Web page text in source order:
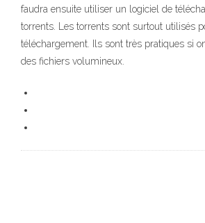
faudra ensuite utiliser un logiciel de
torrents. Les torrents sont surtout utilisés
téléchargement. Ils sont très pratiques si
des fichiers volumineux.